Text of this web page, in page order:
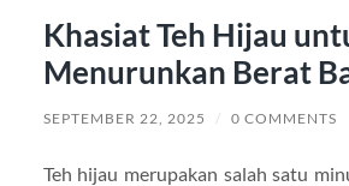
Khasiat Teh Hijau
Menurunkan Berat
SEPTEMBER 22, 2025 / 0 COMMENTS
Teh hijau merupakan salah satu